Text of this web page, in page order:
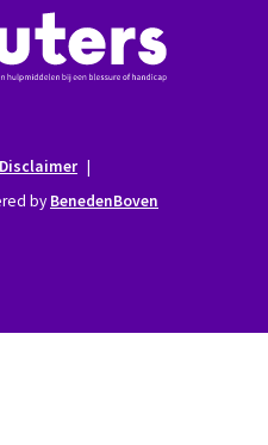
Disclaimer |
by BenedenBoven